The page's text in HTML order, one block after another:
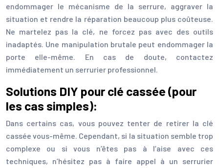
endommager le mécanisme de la serrure, aggraver la
situation et rendre la réparation beaucoup plus coûteuse.
Ne martelez pas la clé, ne forcez pas avec des outils
inadaptés. Une manipulation brutale peut endommager la
porte elle-même. En cas de doute, contactez
immédiatement un serrurier professionnel.
Solutions DIY pour clé cassée (pour
les cas simples):
Dans certains cas, vous pouvez tenter de retirer la clé
cassée vous-même. Cependant, si la situation semble trop
complexe ou si vous n’êtes pas à l’aise avec ces
techniques, n’hésitez pas à faire appel à un serrurier